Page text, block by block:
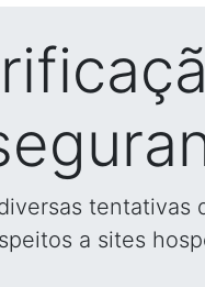
tentativas
a sites